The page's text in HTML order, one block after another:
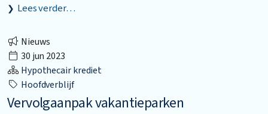
Lees verder…
Nieuws
30 jun 2023
Hypothecair krediet
Hoofdverblijf
Vervolgaanpak vakantieparken